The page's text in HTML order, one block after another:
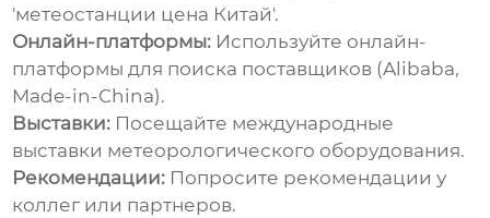
'метеостанции цена Китай'.
Онлайн-платформы: Используйте онлайн-
платформы для поиска поставщиков (Alibaba,
Made-in-China).
Выставки: Посещайте международные
выставки метеорологического оборудования.
Рекомендации: Попросите рекомендации у
коллег или партнеров.